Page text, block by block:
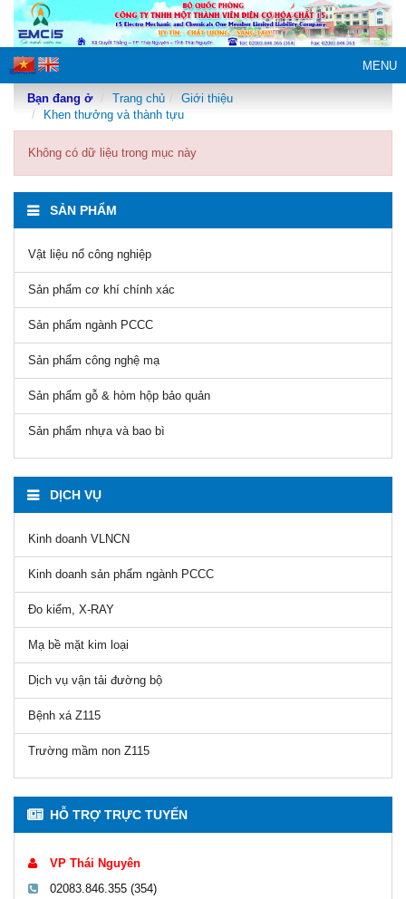
MENU
Bạn đang ở Trang chủ
Giới thiệu
Khen thưởng và thành tựu
Không có dữ liệu trong mục này
SẢN PHẨM
Vật liệu nổ công nghiệp
Sản phẩm cơ khí chính xác
Sản phẩm ngành PCCC
Sản phẩm công nghệ mạ
Sản phẩm gỗ & hòm hộp bảo quản
Sản phẩm nhựa và bao bì
DỊCH VỤ
Kinh doanh VLNCN
Kinh doanh sản phẩm ngành PCCC
Đo kiểm, X-RAY
Mạ bề mặt kim loại
Dịch vụ vận tải đường bộ
Bệnh xá Z115
Trường mầm non Z115
HỖ TRỢ TRỰC TUYẾN
VP Thái Nguyên
02083.846.355 (354)